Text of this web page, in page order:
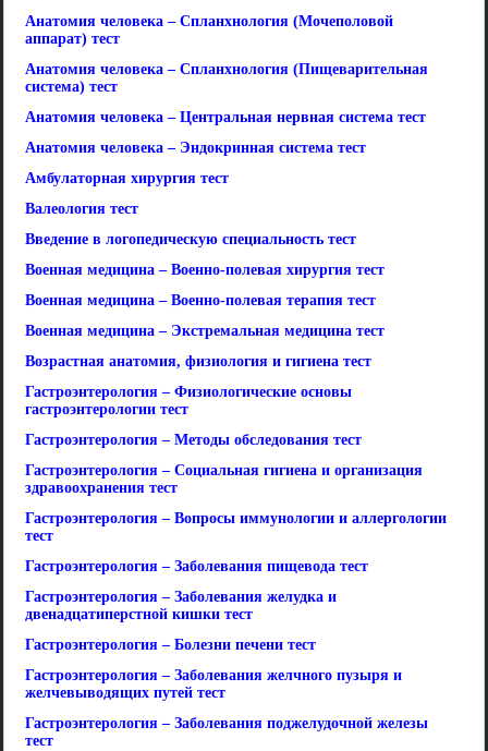
Анатомия человека – Спланхнология (Мочеполовой
аппарат) тест
Анатомия человека – Спланхнология (Пищеварительная
система) тест
Анатомия человека – Центральная нервная система тест
Анатомия человека – Эндокринная система тест
Амбулаторная хирургия тест
Валеология тест
Введение в логопедическую специальность тест
Военная медицина – Военно-полевая хирургия тест
Военная медицина – Военно-полевая терапия тест
Военная медицина – Экстремальная медицина тест
Возрастная анатомия, физиология и гигиена тест
Гастроэнтерология – Физиологические основы
гастроэнтерологии тест
Гастроэнтерология – Методы обследования тест
Гастроэнтерология – Социальная гигиена и организация
здравоохранения тест
Гастроэнтерология – Вопросы иммунологии и аллергологии
тест
Гастроэнтерология – Заболевания пищевода тест
Гастроэнтерология – Заболевания желудка и
двенадцатиперстной кишки тест
Гастроэнтерология – Болезни печени тест
Гастроэнтерология – Заболевания желчного пузыря и
желчевыводящих путей тест
Гастроэнтерология – Заболевания поджелудочной железы
тест